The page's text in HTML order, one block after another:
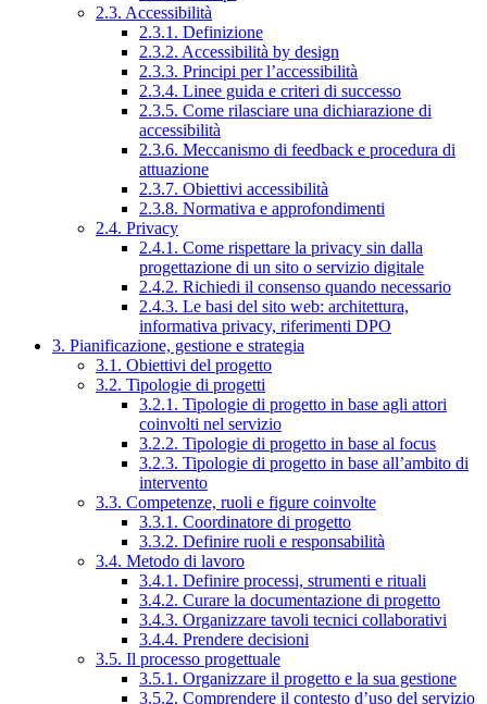
2.3. Accessibilità
2.3.1. Definizione
2.3.2. Accessibilità by design
2.3.3. Principi per l’accessibilità
2.3.4. Linee guida e criteri di successo
2.3.5. Come rilasciare una dichiarazione di
accessibilità
2.3.6. Meccanismo di feedback e procedura di
attuazione
2.3.7. Obiettivi accessibilità
2.3.8. Normativa e approfondimenti
2.4. Privacy
2.4.1. Come rispettare la privacy sin dalla
progettazione di un sito o servizio digitale
2.4.2. Richiedi il consenso quando necessario
2.4.3. Le basi del sito web: architettura,
informativa privacy, riferimenti DPO
3. Pianificazione, gestione e strategia
3.1. Obiettivi del progetto
3.2. Tipologie di progetti
3.2.1. Tipologie di progetto in base agli attori
coinvolti nel servizio
3.2.2. Tipologie di progetto in base al focus
3.2.3. Tipologie di progetto in base all’ambito di
intervento
3.3. Competenze, ruoli e figure coinvolte
3.3.1. Coordinatore di progetto
3.3.2. Definire ruoli e responsabilità
3.4. Metodo di lavoro
3.4.1. Definire processi, strumenti e rituali
3.4.2. Curare la documentazione di progetto
3.4.3. Organizzare tavoli tecnici collaborativi
3.4.4. Prendere decisioni
3.5. Il processo progettuale
3.5.1. Organizzare il progetto e la sua gestione
3.5.2. Comprendere il contesto d’uso del servizio